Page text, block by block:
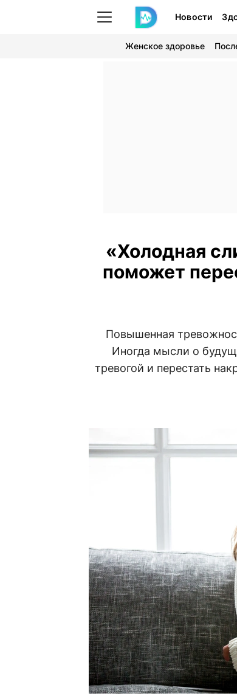
Новости
Женское здоровье
«Холодная
поможет
Повышенная
Иногда мысли о
тревогой и перестать